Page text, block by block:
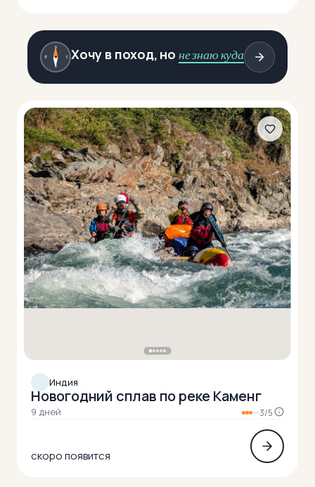
N
E
S
W Хочу в поход, но не знаю куда
Индия
Новогодний сплав по реке Каменг
9 дней 3/5
скоро появится